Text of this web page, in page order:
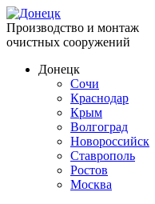
Производство и монтаж
очистных сооружений
Донецк
Сочи
Краснодар
Крым
Волгоград
Новороссийск
Ставрополь
Ростов
Москва